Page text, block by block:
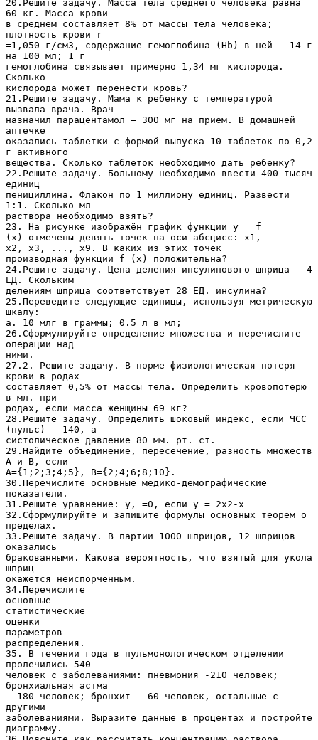
20.Решите задачу. Масса тела среднего человека равна
60 кг. Масса крови
в среднем составляет 8% от массы тела человека;
плотность крови r
=1,050 г/см3, содержание гемоглобина (Hb) в ней – 14 г
на 100 мл; 1 г
гемоглобина связывает примерно 1,34 мг кислорода.
Сколько
кислорода может перенести кровь?
21.Решите задачу. Мама к ребенку с температурой
вызвала врача. Врач
назначил парацентамол – 300 мг на прием. В домашней
аптечке
оказались таблетки с формой выпуска 10 таблеток по 0,2
г активного
вещества. Сколько таблеток необходимо дать ребенку?
22.Решите задачу. Больному необходимо ввести 400 тысяч
единиц
пенициллина. Флакон по 1 миллиону единиц. Развести
1:1. Сколько мл
раствора необходимо взять?
23. На рисунке изображён график функции y = f
(x) отмечены девять точек на оси абсцисс: x1,
x2, x3, ..., x9. В каких из этих точек
производная функции f (x) положительна?
24.Решите задачу. Цена деления инсулинового шприца – 4
ЕД. Скольким
делениям шприца соответствует 28 ЕД. инсулина?
25.Переведите следующие единицы, используя метрическую
шкалу:
a. 10 млг в граммы; 0.5 л в мл;
26.Сформулируйте определение множества и перечислите
операции над
ними.
27.2. Решите задачу. В норме физиологическая потеря
крови в родах
составляет 0,5% от массы тела. Определить кровопотерю
в мл. при
родах, если масса женщины 69 кг?
28.Решите задачу. Определить шоковый индекс, если ЧСС
(пульс) – 140, а
систолическое давление 80 мм. рт. ст.
29.Найдите объединение, пересечение, разность множеств
А и В, если
А={1;2;3;4;5}, В={2;4;6;8;10}.
30.Перечислите основные медико-демографические
показатели.
31.Решите уравнение: y, =0, если у = 2х2-х
32.Сформулируйте и запишите формулы основных теорем о
пределах.
33.Решите задачу. В партии 1000 шприцов, 12 шприцов
оказались
бракованными. Какова вероятность, что взятый для укола
шприц
окажется неиспорченным.
34.Перечислите
основные
статистические
оценки
параметров
распределения.
35. В течении года в пульмонологическом отделении
пролечились 540
человек с заболеваниями: пневмония -210 человек;
бронхиальная астма
– 180 человек; бронхит – 60 человек, остальные с
другими
заболеваниями. Выразите данные в процентах и постройте
диаграмму.